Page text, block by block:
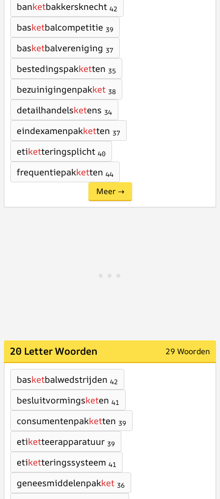
banketbakkersknecht 42
basketbalcompetitie 39
basketbalvereniging 37
bestedingspakketten 35
bezuinigingenpakket 38
detailhandelsketens 34
eindexamenpakketten 37
etiketteringsplicht 40
frequentiepakketten 44
Meer →
20 Letter Woorden 29 Woorden
basketbalwedstrijden 42
besluitvormingsketen 41
consumentenpakketten 39
etiketteerapparatuur 39
etiketteringssysteem 41
geneesmiddelenpakket 36